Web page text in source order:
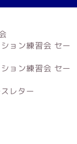
ョン練習会 セー
ョン練習会 セー
レター